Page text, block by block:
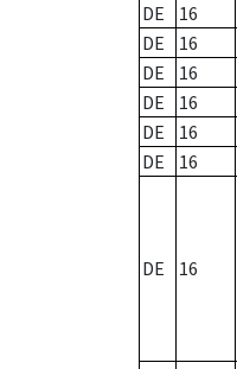
DE
16
DE
16
DE
16
DE
16
DE
16
DE
16
DE 16